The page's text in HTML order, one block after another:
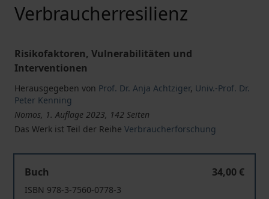
Verbraucherresilienz
Risikofaktoren, Vulnerabilitäten und
Interventionen
Herausgegeben von Prof. Dr. Anja Achtziger, Univ.-Prof. Dr.
Peter Kenning
Nomos, 1. Auflage 2023, 142 Seiten
Das Werk ist Teil der Reihe Verbraucherforschung
Buch
34,00 €
ISBN 978-3-7560-0778-3